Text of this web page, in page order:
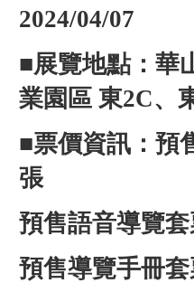
2024/04/07
■展覽地點：華
業園區 東2C、
■票價資訊：預
張
預售語音導覽
預售導覽手冊